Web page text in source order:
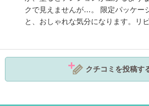
クで見えませんが…。 限定パッケー
と、おしゃれな気分になります。リ
クチコミを投稿す